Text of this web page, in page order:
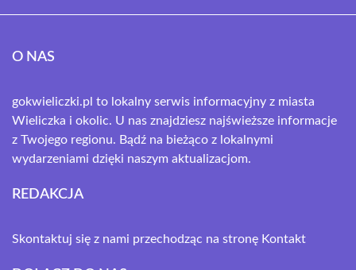
O NAS
gokwieliczki.pl to lokalny serwis informacyjny z miasta
Wieliczka i okolic. U nas znajdziesz najświeższe informacje
z Twojego regionu. Bądź na bieżąco z lokalnymi
wydarzeniami dzięki naszym aktualizacjom.
REDAKCJA
Skontaktuj się z nami przechodząc na stronę Kontakt